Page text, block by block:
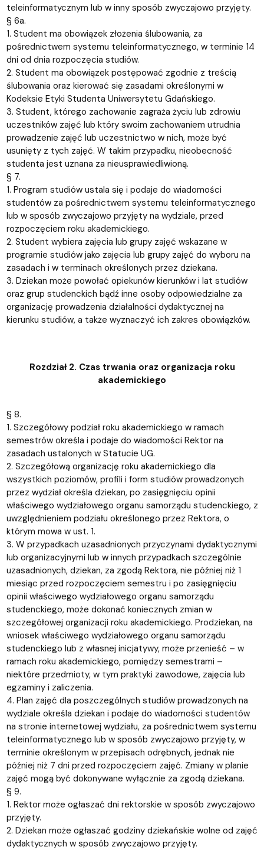
teleinformatycznym lub w inny sposób zwyczajowo przyjęty.
§ 6a.
1. Student ma obowiązek złożenia ślubowania, za
pośrednictwem systemu teleinformatycznego, w terminie 14
dni od dnia rozpoczęcia studiów.
2. Student ma obowiązek postępować zgodnie z treścią
ślubowania oraz kierować się zasadami określonymi w
Kodeksie Etyki Studenta Uniwersytetu Gdańskiego.
3. Student, którego zachowanie zagraża życiu lub zdrowiu
uczestników zajęć lub który swoim zachowaniem utrudnia
prowadzenie zajęć lub uczestnictwo w nich, może być
usunięty z tych zajęć. W takim przypadku, nieobecność
studenta jest uznana za nieusprawiedliwioną.
§ 7.
1. Program studiów ustala się i podaje do wiadomości
studentów za pośrednictwem systemu teleinformatycznego
lub w sposób zwyczajowo przyjęty na wydziale, przed
rozpoczęciem roku akademickiego.
2. Student wybiera zajęcia lub grupy zajęć wskazane w
programie studiów jako zajęcia lub grupy zajęć do wyboru na
zasadach i w terminach określonych przez dziekana.
3. Dziekan może powołać opiekunów kierunków i lat studiów
oraz grup studenckich bądź inne osoby odpowiedzialne za
organizację prowadzenia działalności dydaktycznej na
kierunku studiów, a także wyznaczyć ich zakres obowiązków.
Rozdział 2. Czas trwania oraz organizacja roku
akademickiego
§ 8.
1. Szczegółowy podział roku akademickiego w ramach
semestrów określa i podaje do wiadomości Rektor na
zasadach ustalonych w Statucie UG.
2. Szczegółową organizację roku akademickiego dla
wszystkich poziomów, profili i form studiów prowadzonych
przez wydział określa dziekan, po zasięgnięciu opinii
właściwego wydziałowego organu samorządu studenckiego, z
uwzględnieniem podziału określonego przez Rektora, o
którym mowa w ust. 1.
3. W przypadkach uzasadnionych przyczynami dydaktycznymi
lub organizacyjnymi lub w innych przypadkach szczególnie
uzasadnionych, dziekan, za zgodą Rektora, nie później niż 1
miesiąc przed rozpoczęciem semestru i po zasięgnięciu
opinii właściwego wydziałowego organu samorządu
studenckiego, może dokonać koniecznych zmian w
szczegółowej organizacji roku akademickiego. Prodziekan, na
wniosek właściwego wydziałowego organu samorządu
studenckiego lub z własnej inicjatywy, może przenieść – w
ramach roku akademickiego, pomiędzy semestrami –
niektóre przedmioty, w tym praktyki zawodowe, zajęcia lub
egzaminy i zaliczenia.
4. Plan zajęć dla poszczególnych studiów prowadzonych na
wydziale określa dziekan i podaje do wiadomości studentów
na stronie internetowej wydziału, za pośrednictwem systemu
teleinformatycznego lub w sposób zwyczajowo przyjęty, w
terminie określonym w przepisach odrębnych, jednak nie
później niż 7 dni przed rozpoczęciem zajęć. Zmiany w planie
zajęć mogą być dokonywane wyłącznie za zgodą dziekana.
§ 9.
1. Rektor może ogłaszać dni rektorskie w sposób zwyczajowo
przyjęty.
2. Dziekan może ogłaszać godziny dziekańskie wolne od zajęć
dydaktycznych w sposób zwyczajowo przyjęty.